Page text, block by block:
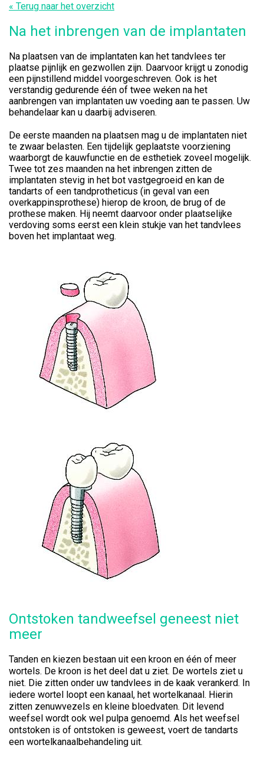
« Terug naar het overzicht
Na het inbrengen van de implantaten
Na plaatsen van de implantaten kan het tandvlees ter
plaatse pijnlijk en gezwollen zijn. Daarvoor krijgt u zonodig
een pijnstillend middel voorgeschreven. Ook is het
verstandig gedurende één of twee weken na het
aanbrengen van implantaten uw voeding aan te passen. Uw
behandelaar kan u daarbij adviseren.
De eerste maanden na plaatsen mag u de implantaten niet
te zwaar belasten. Een tijdelijk geplaatste voorziening
waarborgt de kauwfunctie en de esthetiek zoveel mogelijk.
Twee tot zes maanden na het inbrengen zitten de
implantaten stevig in het bot vastgegroeid en kan de
tandarts of een tandprotheticus (in geval van een
overkappinsprothese) hierop de kroon, de brug of de
prothese maken. Hij neemt daarvoor onder plaatselijke
verdoving soms eerst een klein stukje van het tandvlees
boven het implantaat weg.
Ontstoken tandweefsel geneest niet
meer
Tanden en kiezen bestaan uit een kroon en één of meer
wortels. De kroon is het deel dat u ziet. De wortels ziet u
niet. Die zitten onder uw tandvlees in de kaak verankerd. In
iedere wortel loopt een kanaal, het wortelkanaal. Hierin
zitten zenuwvezels en kleine bloedvaten. Dit levend
weefsel wordt ook wel pulpa genoemd. Als het weefsel
ontstoken is of ontstoken is geweest, voert de tandarts
een wortelkanaalbehandeling uit.